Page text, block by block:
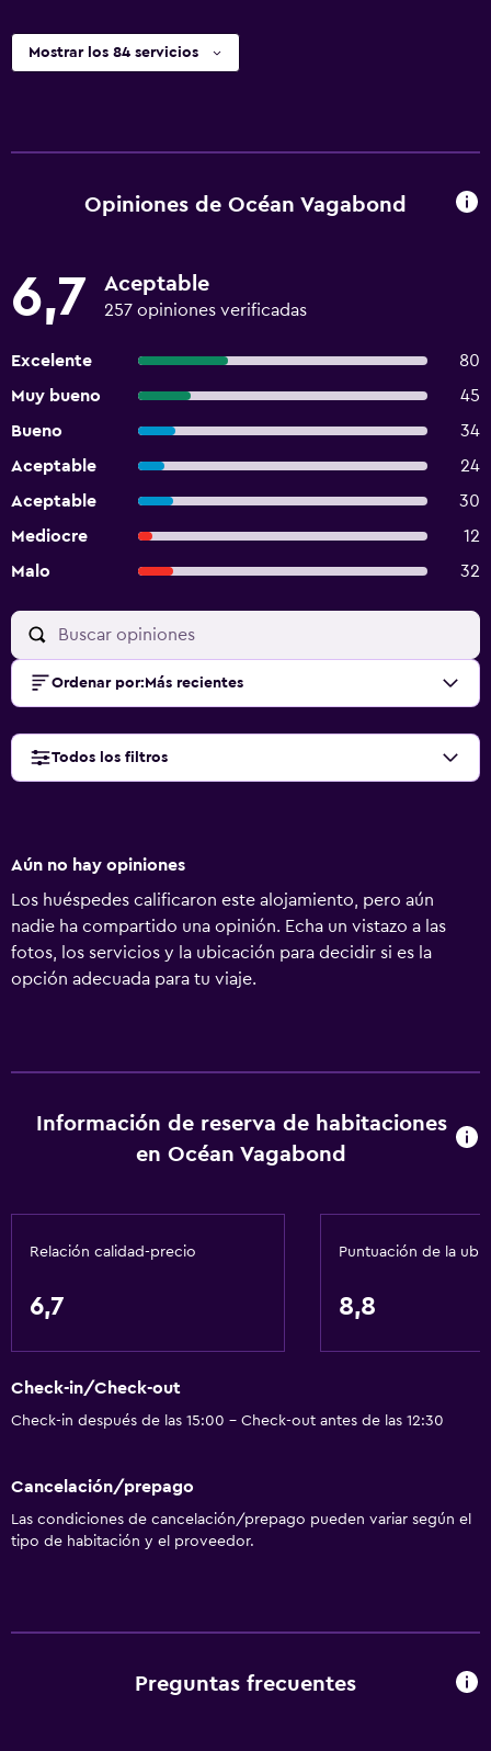
Mostrar los 84 servicios
Opiniones de Océan Vagabond
6,7 Aceptable
257 opiniones verificadas
Excelente
80
Muy bueno
45
Bueno
34
Aceptable
24
Aceptable
30
Mediocre
12
Malo
32
Ordenar por: Más recientes
Todos los filtros
Aún no hay opiniones
Los huéspedes calificaron este alojamiento, pero aún
nadie ha compartido una opinión. Echa un vistazo a las
fotos, los servicios y la ubicación para decidir si es la
opción adecuada para tu viaje.
Información de reserva de habitaciones
en Océan Vagabond
Relación calidad-precio
6,7
Puntuación de la
8,8
Check-in/Check-out
Check-in después de las 15:00 - Check-out antes de las 12:30
Cancelación/prepago
Las condiciones de cancelación/prepago pueden variar según el
tipo de habitación y el proveedor.
Preguntas frecuentes